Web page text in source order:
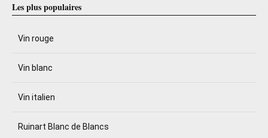
Les plus populaires
Vin rouge
Vin blanc
Vin italien
Ruinart Blanc de Blancs